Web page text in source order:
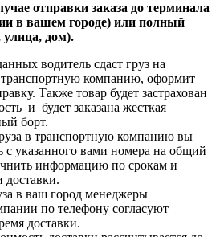
отправки заказа до терминала
в вашем городе) или полный
улица, дом).
водитель сдаст груз на
компанию, оформит
Также товар будет застрахован
и будет заказана жесткая
борт.
в транспортную компанию вы
с указанного вами номера на общий
информацию по срокам и
доставки.
в ваш город менеджеры
по телефону согласуют
доставки.